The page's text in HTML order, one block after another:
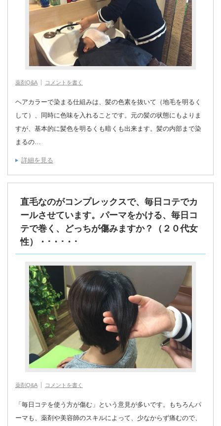
薬剤Q&A コメントを書く
ヘアカラーで染まる仕組みは、髪の色素を抜いて（地毛を明るく
して）、同時に色味を入れることです。元の髪の状態にもよりま
すが、基本的に髪色を明るくも暗くも出来ます。髪の内部まで染
まるの…
詳細を見る
直毛なのがコンプレックスで、毎日コテでカ
ールさせています。パーマをかける、毎日コ
テで巻く、どっちが傷みますか？（２０代女
性）・･・･・･
薬剤Q&A コメントを書く
「毎日コテを使う方が傷む」という意見が多いです。もちろんパ
ーマも、薬剤や美容師のスキルによって、少なからず痛むので、